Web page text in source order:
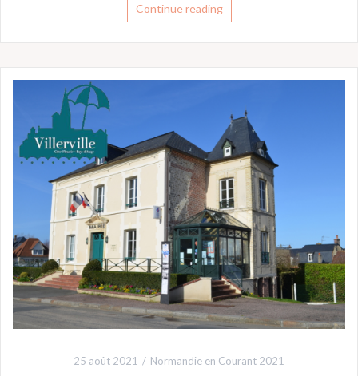
Continue reading
25 août 2021 Normandie en Courant 2021